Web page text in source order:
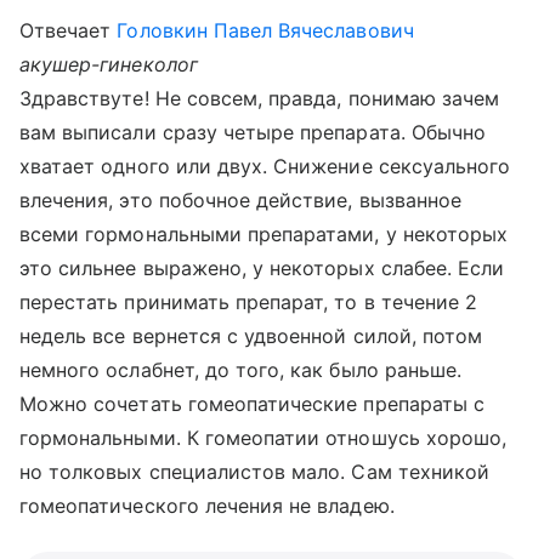
Отвечает Головкин Павел Вячеславович
акушер-гинеколог
Здравствуте! Не совсем, правда, понимаю зачем
вам выписали сразу четыре препарата. Обычно
хватает одного или двух. Снижение сексуального
влечения, это побочное действие, вызванное
всеми гормональными препаратами, у некоторых
это сильнее выражено, у некоторых слабее. Если
перестать принимать препарат, то в течение 2
недель все вернется с удвоенной силой, потом
немного ослабнет, до того, как было раньше.
Можно сочетать гомеопатические препараты с
гормональными. К гомеопатии отношусь хорошо,
но толковых специалистов мало. Сам техникой
гомеопатического лечения не владею.